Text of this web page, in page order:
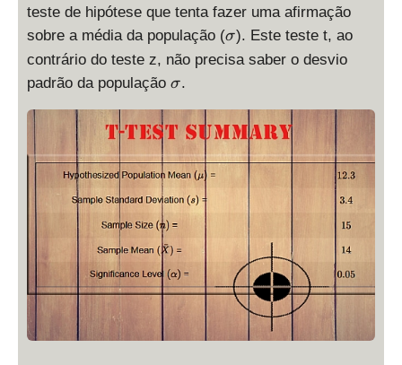
teste de hipótese que tenta fazer uma afirmação
sobre a média da população (\
si
a
σ). Este teste t, ao
contrário do teste z, não precisa saber o desvio
padrão da população \
g
m
a
σ.